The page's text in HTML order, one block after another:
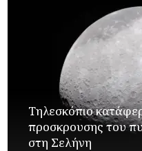
Τηλεσκόπιο
προσκρουσης του
στη Σελήνη